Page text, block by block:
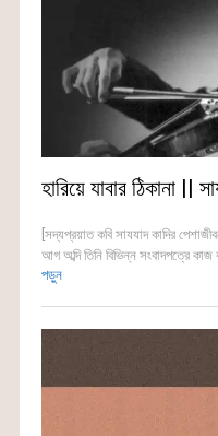
হারিয়ে যাবার ঠিকানা ||
[সদ্যপ্রয়াত কবি সাযযাদ কাদির
আগ অব্দি তিনি বিভিন্ন সংবাদপত্রে
পড়ুন